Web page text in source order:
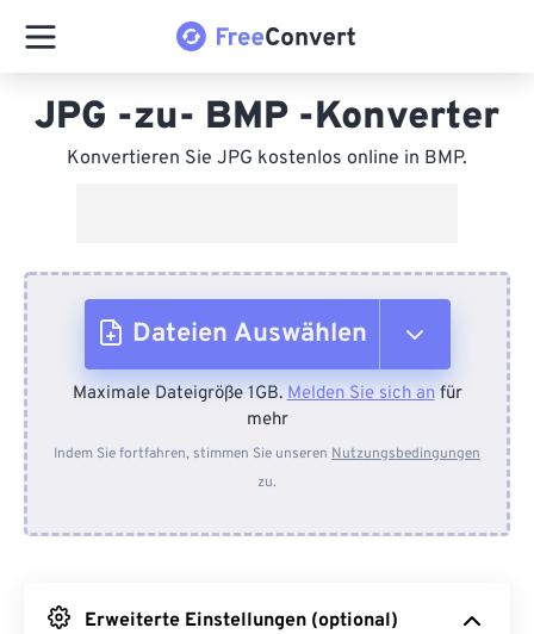
JPG -zu- BMP -Konverter
Konvertieren Sie JPG kostenlos online in BMP.
Dateien Auswählen
Vom Gerät
Von Dropbox
Maximale Dateigröße 1GB.Melden Sie sich anfür
mehr
Indem Sie fortfahren, stimmen Sie unseren Nutzungsbedingungen
zu.
Erweiterte Einstellungen (optional)